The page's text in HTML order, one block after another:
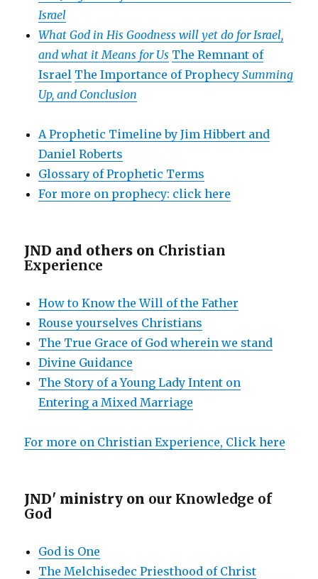
Israel
What God in His Goodness will yet do for Israel,
and what it Means for Us The Remnant of
Israel The Importance of ProphecySumming
Up, and Conclusion
A Prophetic Timeline by Jim Hibbert and
Daniel Roberts
Glossary of Prophetic Terms
For more on prophecy: click here
JND and others on Christian
Experience
How to Know the Will of the Father
Rouse yourselves Christians
The True Grace of God wherein we stand
Divine Guidance
The Story of a Young Lady Intent on
Entering a Mixed Marriage
For more on Christian Experience, Click here
JND' ministry on our Knowledge of
God
God is One
The Melchisedec Priesthood of Christ